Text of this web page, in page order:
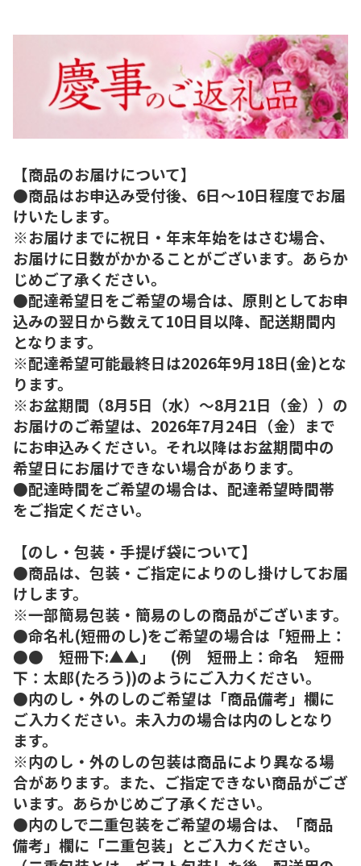
【商品のお届けについて】
●商品はお申込み受付後、6日～10日程度でお届
けいたします。
※お届けまでに祝日・年末年始をはさむ場合、
お届けに日数がかかることがございます。あらか
じめご了承ください。
●配達希望日をご希望の場合は、原則としてお申
込みの翌日から数えて10日目以降、配送期間内
となります。
※配達希望可能最終日は2026年9月18日(金)とな
ります。
※お盆期間（8月5日（水）～8月21日（金））の
お届けのご希望は、2026年7月24日（金）まで
にお申込みください。それ以降はお盆期間中の
希望日にお届けできない場合があります。
●配達時間をご希望の場合は、配達希望時間帯
をご指定ください。
【のし・包装・手提げ袋について】
●商品は、包装・ご指定によりのし掛けしてお届
けします。
※一部簡易包装・簡易のしの商品がございます。
●命名札(短冊のし)をご希望の場合は「短冊上：
●● 短冊下:▲▲」 (例 短冊上：命名 短冊
下：太郎(たろう))のようにご入力ください。
●内のし・外のしのご希望は「商品備考」欄に
ご入力ください。未入力の場合は内のしとなり
ます。
※内のし・外のしの包装は商品により異なる場
合があります。また、ご指定できない商品がござ
います。あらかじめご了承ください。
●内のしで二重包装をご希望の場合は、「商品
備考」欄に「二重包装」とご入力ください。